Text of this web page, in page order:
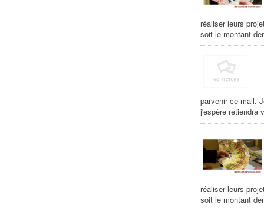
réaliser leurs
soit le montant
parvenir ce mail.
j'espère retiendra
réaliser leurs
soit le montant